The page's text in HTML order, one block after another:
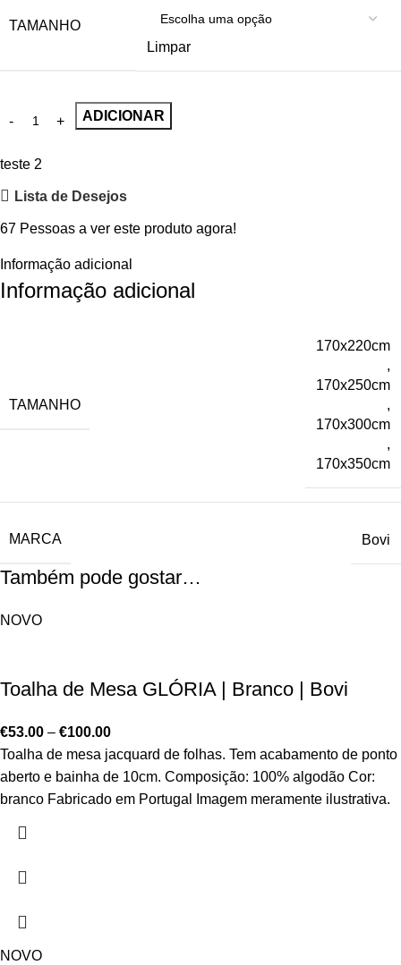
TAMANHO
Limpar
ADICIONAR
teste 2
Lista de Desejos
67 Pessoas a ver este produto agora!
Informação adicional
Informação adicional
TAMANHO
170x220cm
,
170x250cm
,
170x300cm
,
170x350cm
MARCA Bovi
Também pode gostar…
NOVO
Toalha de Mesa GLÓRIA | Branco | Bovi
€53.00 – €100.00
Toalha de mesa jacquard de folhas. Tem acabamento de ponto
aberto e bainha de 10cm. Composição: 100% algodão Cor:
branco Fabricado em Portugal Imagem meramente ilustrativa.
NOVO